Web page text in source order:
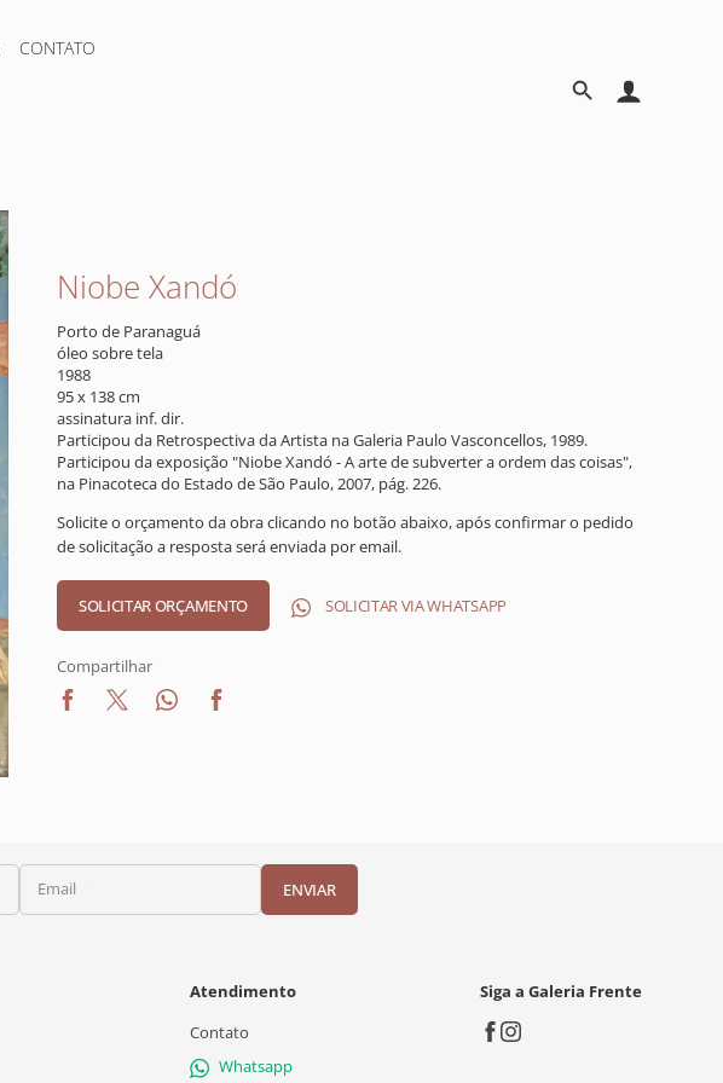
CONTATO
Niobe Xandó
Porto de Paranaguá
óleo sobre tela
1988
95 x 138 cm
assinatura inf. dir.
Participou da Retrospectiva da Artista na Galeria Paulo Vasconcellos, 1989.
Participou da exposição "Niobe Xandó - A arte de subverter a ordem das coisas",
na Pinacoteca do Estado de São Paulo, 2007, pág. 226.
Solicite o orçamento da obra clicando no botão abaixo, após confirmar o pedido
de solicitação a resposta será enviada por email.
SOLICITAR VIA WHATSAPP
Compartilhar
Email ENVIAR
Atendimento
Contato
Whatsapp
Siga a Galeria Frente